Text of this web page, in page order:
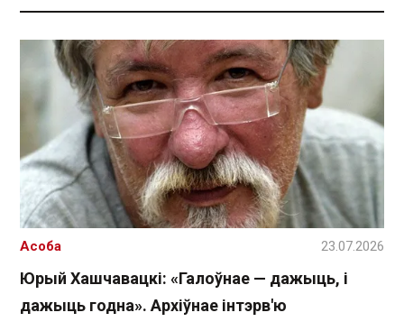
Юрый Хашчавацкі: «Галоўнае — дажыць, і
дажыць годна». Архіўнае інтэрв'ю
Асоба 23.07.2026